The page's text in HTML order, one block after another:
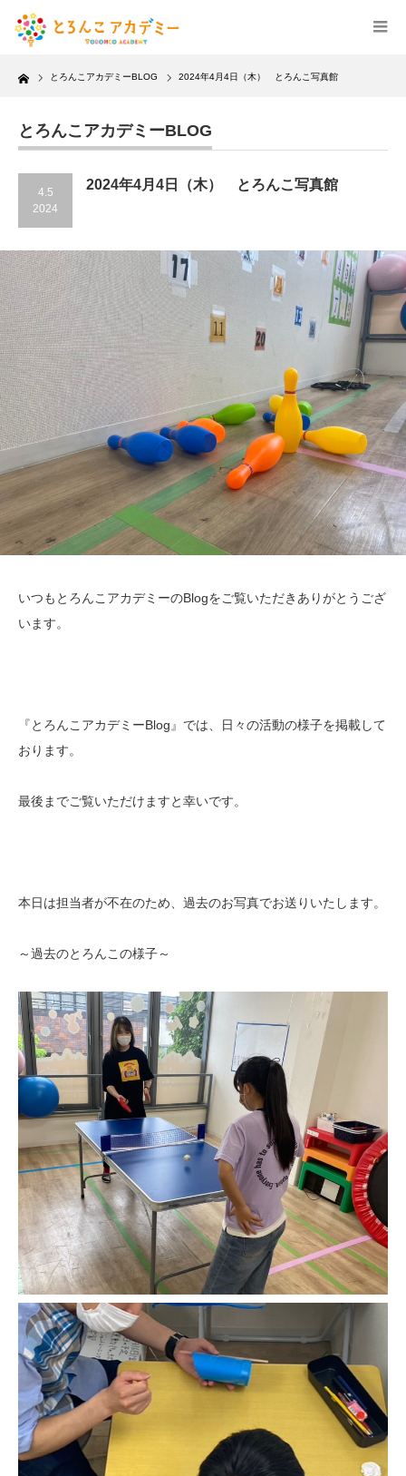
Home とろんこアカデミーBLOG 2024年4月4日（木） とろんこ写真館
とろんこアカデミーBLOG
4.5
2024
2024年4月4日（木） とろんこ写真館
いつもとろんこアカデミーのBlogをご覧いただきありがとうござ
います。
『とろんこアカデミーBlog』では、日々の活動の様子を掲載して
おります。
最後までご覧いただけますと幸いです。
本日は担当者が不在のため、過去のお写真でお送りいたします。
～過去のとろんこの様子～